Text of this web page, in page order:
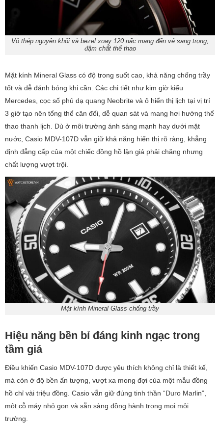
Vỏ thép nguyên khối và bezel xoay 120 nấc mang đến vẻ sang trọng,
đậm chất thể thao
Mặt kính Mineral Glass có độ trong suốt cao, khả năng chống trầy
tốt và dễ đánh bóng khi cần. Các chi tiết như kim giờ kiểu
Mercedes, cọc số phủ dạ quang Neobrite và ô hiển thị lịch tại vị trí
3 giờ tạo nên tổng thể cân đối, dễ quan sát và mang hơi hướng thể
thao thanh lịch. Dù ở môi trường ánh sáng mạnh hay dưới mặt
nước, Casio MDV-107D vẫn giữ khả năng hiển thị rõ ràng, khẳng
định đẳng cấp của một chiếc đồng hồ lặn giá phải chăng nhưng
chất lượng vượt trội.
Mặt kính Mineral Glass chống trầy
Hiệu năng bền bỉ đáng kinh ngạc trong
tầm giá
Điều khiến Casio MDV-107D được yêu thích không chỉ là thiết kế,
mà còn ở độ bền ấn tượng, vượt xa mong đợi của một mẫu đồng
hồ chỉ vài triệu đồng. Casio vẫn giữ đúng tinh thần “Duro Marlin”,
một cỗ máy nhỏ gọn và sẵn sàng đồng hành trong mọi môi
trường.